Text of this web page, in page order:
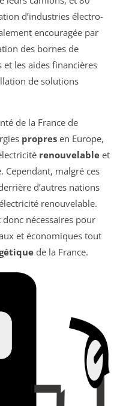
d’industries électro-
encouragée par
des bornes de
les aides financières
de solutions
de la France de
propres en Europe,
renouvelable et
Cependant, malgré ces
d’autres nations
renouvelable.
nécessaires pour
et économiques tout
de la France.